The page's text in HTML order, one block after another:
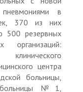
в
370 из них
500 резервных
центра
больницы,
больницы №1,